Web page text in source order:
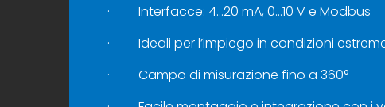
· Interfacce: 4…20 mA, 0…10 V e Modbus
· Ideali per l’impiego in condizioni
· Campo di misurazione fino a 360°